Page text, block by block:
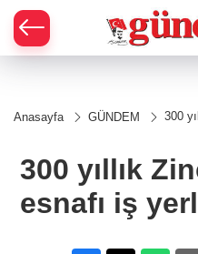
Anasayfa GÜNDEM
300
esnafı
300 yıllık
esnafı iş